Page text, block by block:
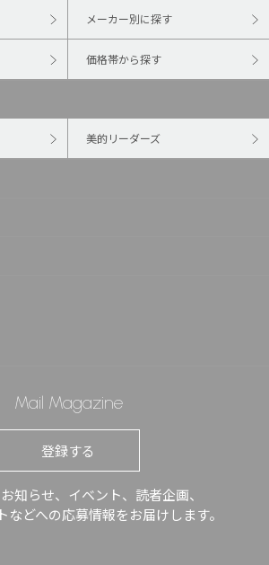
メーカー別に探す
価格帯から探す
美的リーダーズ
Mail Magazine
登録する
知らせ、イベント、読者企画、
などへの応募情報をお届けします。